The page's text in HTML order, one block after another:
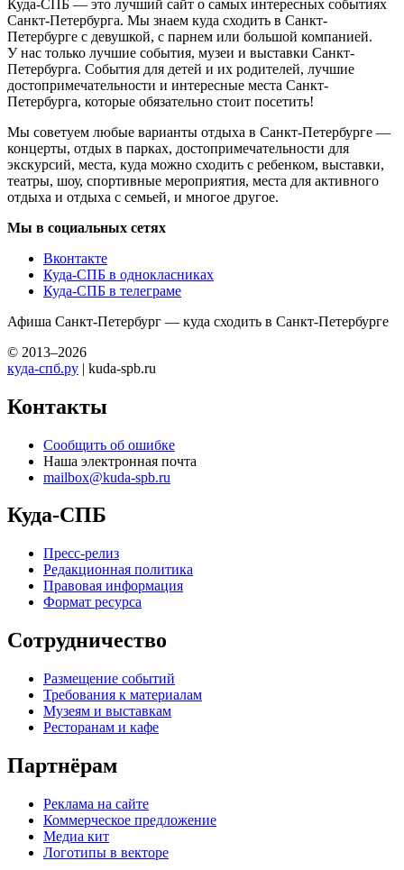
Куда-СПБ — это лучший сайт о самых интересных событиях
Санкт-Петербурга. Мы знаем куда сходить в Санкт-
Петербурге с девушкой, с парнем или большой компанией.
У нас только лучшие события, музеи и выставки Санкт-
Петербурга. События для детей и их родителей, лучшие
достопримечательности и интересные места Санкт-
Петербурга, которые обязательно стоит посетить!
Мы советуем любые варианты отдыха в Санкт-Петербурге —
концерты, отдых в парках, достопримечательности для
экскурсий, места, куда можно сходить с ребенком, выставки,
театры, шоу, спортивные мероприятия, места для активного
отдыха и отдыха с семьей, и многое другое.
Мы в социальных сетях
Вконтакте
Куда-СПБ в однокласниках
Куда-СПБ в телеграме
Афиша Санкт-Петербург — куда сходить в Санкт-Петербурге
© 2013–2026
куда-спб.ру | kuda-spb.ru
Контакты
Сообщить об ошибке
Наша электронная почта
mailbox@kuda-spb.ru
Куда-СПБ
Пресс-релиз
Редакционная политика
Правовая информация
Формат ресурса
Сотрудничество
Размещение событий
Требования к материалам
Музеям и выставкам
Ресторанам и кафе
Партнёрам
Реклама на сайте
Коммерческое предложение
Медиа кит
Логотипы в векторе